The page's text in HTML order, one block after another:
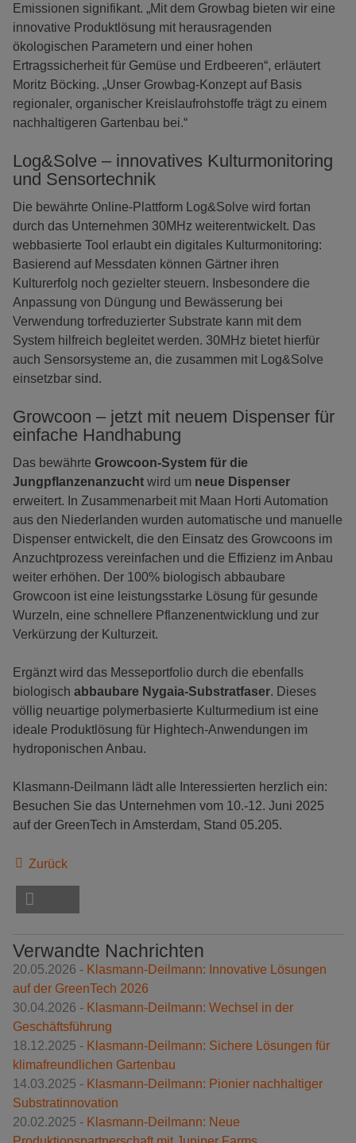
Emissionen signifikant. „Mit dem Growbag bieten wir eine
innovative Produktlösung mit herausragenden
ökologischen Parametern und einer hohen
Ertragssicherheit für Gemüse und Erdbeeren“, erläutert
Moritz Böcking. „Unser Growbag-Konzept auf Basis
regionaler, organischer Kreislaufrohstoffe trägt zu einem
nachhaltigeren Gartenbau bei.“
Log&Solve – innovatives Kulturmonitoring
und Sensortechnik
Die bewährte Online-Plattform Log&Solve wird fortan
durch das Unternehmen 30MHz weiterentwickelt. Das
webbasierte Tool erlaubt ein digitales Kulturmonitoring:
Basierend auf Messdaten können Gärtner ihren
Kulturerfolg noch gezielter steuern. Insbesondere die
Anpassung von Düngung und Bewässerung bei
Verwendung torfreduzierter Substrate kann mit dem
System hilfreich begleitet werden. 30MHz bietet hierfür
auch Sensorsysteme an, die zusammen mit Log&Solve
einsetzbar sind.
Growcoon – jetzt mit neuem Dispenser für
einfache Handhabung
Das bewährte Growcoon-System für die
Jungpflanzenanzucht wird um neue Dispenser
erweitert. In Zusammenarbeit mit Maan Horti Automation
aus den Niederlanden wurden automatische und manuelle
Dispenser entwickelt, die den Einsatz des Growcoons im
Anzuchtprozess vereinfachen und die Effizienz im Anbau
weiter erhöhen. Der 100% biologisch abbaubare
Growcoon ist eine leistungsstarke Lösung für gesunde
Wurzeln, eine schnellere Pflanzenentwicklung und zur
Verkürzung der Kulturzeit.
Ergänzt wird das Messeportfolio durch die ebenfalls
biologisch abbaubare Nygaia-Substratfaser. Dieses
völlig neuartige polymerbasierte Kulturmedium ist eine
ideale Produktlösung für Hightech-Anwendungen im
hydroponischen Anbau.
Klasmann-Deilmann lädt alle Interessierten herzlich ein:
Besuchen Sie das Unternehmen vom 10.-12. Juni 2025
auf der GreenTech in Amsterdam, Stand 05.205.
Zurück
Verwandte Nachrichten
20.05.2026 - Klasmann-Deilmann: Innovative Lösungen
auf der GreenTech 2026
30.04.2026 - Klasmann-Deilmann: Wechsel in der
Geschäftsführung
18.12.2025 - Klasmann-Deilmann: Sichere Lösungen für
klimafreundlichen Gartenbau
14.03.2025 - Klasmann-Deilmann: Pionier nachhaltiger
Substratinnovation
20.02.2025 - Klasmann-Deilmann: Neue